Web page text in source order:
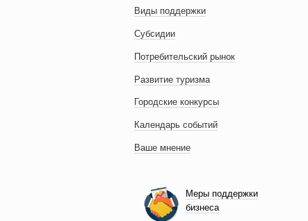
Виды поддержки
Субсидии
Потребительский рынок
Развитие туризма
Городские конкурсы
Календарь событий
Ваше мнение
Меры поддержки
бизнеса